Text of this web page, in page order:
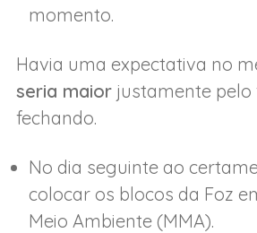
momento.
Havia uma expectativa no
seria maior justamente
fechando.
No dia seguinte ao
colocar os blocos da Foz
Meio Ambiente (MMA).